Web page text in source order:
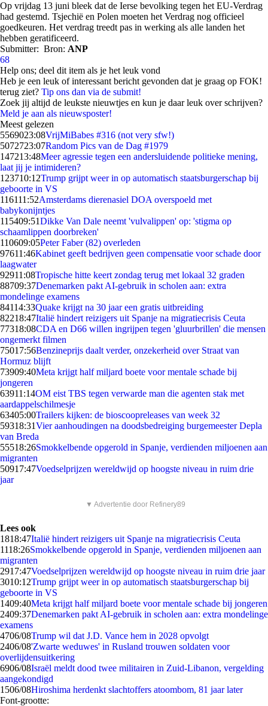
Op vrijdag 13 juni bleek dat de Ierse bevolking tegen het EU-Verdrag
had gestemd. Tsjechië en Polen moeten het Verdrag nog officieel
goedkeuren. Het verdrag treedt pas in werking als alle landen het
hebben geratificeerd.
Submitter: Bron: ANP
68
Help ons; deel dit item als je het leuk vond
Heb je een leuk of interessant bericht gevonden dat je graag op FOK!
terug ziet? Tip ons dan via de submit!
Zoek jij altijd de leukste nieuwtjes en kun je daar leuk over schrijven?
Meld je aan als nieuwsposter!
Meest gelezen
5569023:08VrijMiBabes #316 (not very sfw!)
5072723:07Random Pics van de Dag #1979
147213:48Meer agressie tegen een andersluidende politieke mening,
laat jij je intimideren?
123710:12Trump grijpt weer in op automatisch staatsburgerschap bij
geboorte in VS
116111:52Amsterdams dierenasiel DOA overspoeld met
babykonijntjes
115409:51Dikke Van Dale neemt 'vulvalippen' op: 'stigma op
schaamlippen doorbreken'
110609:05Peter Faber (82) overleden
97611:46Kabinet geeft bedrijven geen compensatie voor schade door
laagwater
92911:08Tropische hitte keert zondag terug met lokaal 32 graden
88709:37Denemarken pakt AI-gebruik in scholen aan: extra
mondelinge examens
84114:33Quake krijgt na 30 jaar een gratis uitbreiding
82218:47Italië hindert reizigers uit Spanje na migratiecrisis Ceuta
77318:08CDA en D66 willen ingrijpen tegen 'gluurbrillen' die mensen
ongemerkt filmen
75017:56Benzineprijs daalt verder, onzekerheid over Straat van
Hormuz blijft
73909:40Meta krijgt half miljard boete voor mentale schade bij
jongeren
63911:14OM eist TBS tegen verwarde man die agenten stak met
aardappelschilmesje
63405:00Trailers kijken: de bioscoopreleases van week 32
59318:31Vier aanhoudingen na doodsbedreiging burgemeester Depla
van Breda
55518:26Smokkelbende opgerold in Spanje, verdienden miljoenen aan
migranten
50917:47Voedselprijzen wereldwijd op hoogste niveau in ruim drie
jaar
▼ Advertentie door Refinery89
Lees ook
1818:47Italië hindert reizigers uit Spanje na migratiecrisis Ceuta
1118:26Smokkelbende opgerold in Spanje, verdienden miljoenen aan
migranten
2917:47Voedselprijzen wereldwijd op hoogste niveau in ruim drie jaar
3010:12Trump grijpt weer in op automatisch staatsburgerschap bij
geboorte in VS
1409:40Meta krijgt half miljard boete voor mentale schade bij jongeren
2409:37Denemarken pakt AI-gebruik in scholen aan: extra mondelinge
examens
4706/08Trump wil dat J.D. Vance hem in 2028 opvolgt
2406/08'Zwarte weduwes' in Rusland trouwen soldaten voor
overlijdensuitkering
6906/08Israël meldt dood twee militairen in Zuid-Libanon, vergelding
aangekondigd
1506/08Hiroshima herdenkt slachtoffers atoombom, 81 jaar later
Font-grootte: